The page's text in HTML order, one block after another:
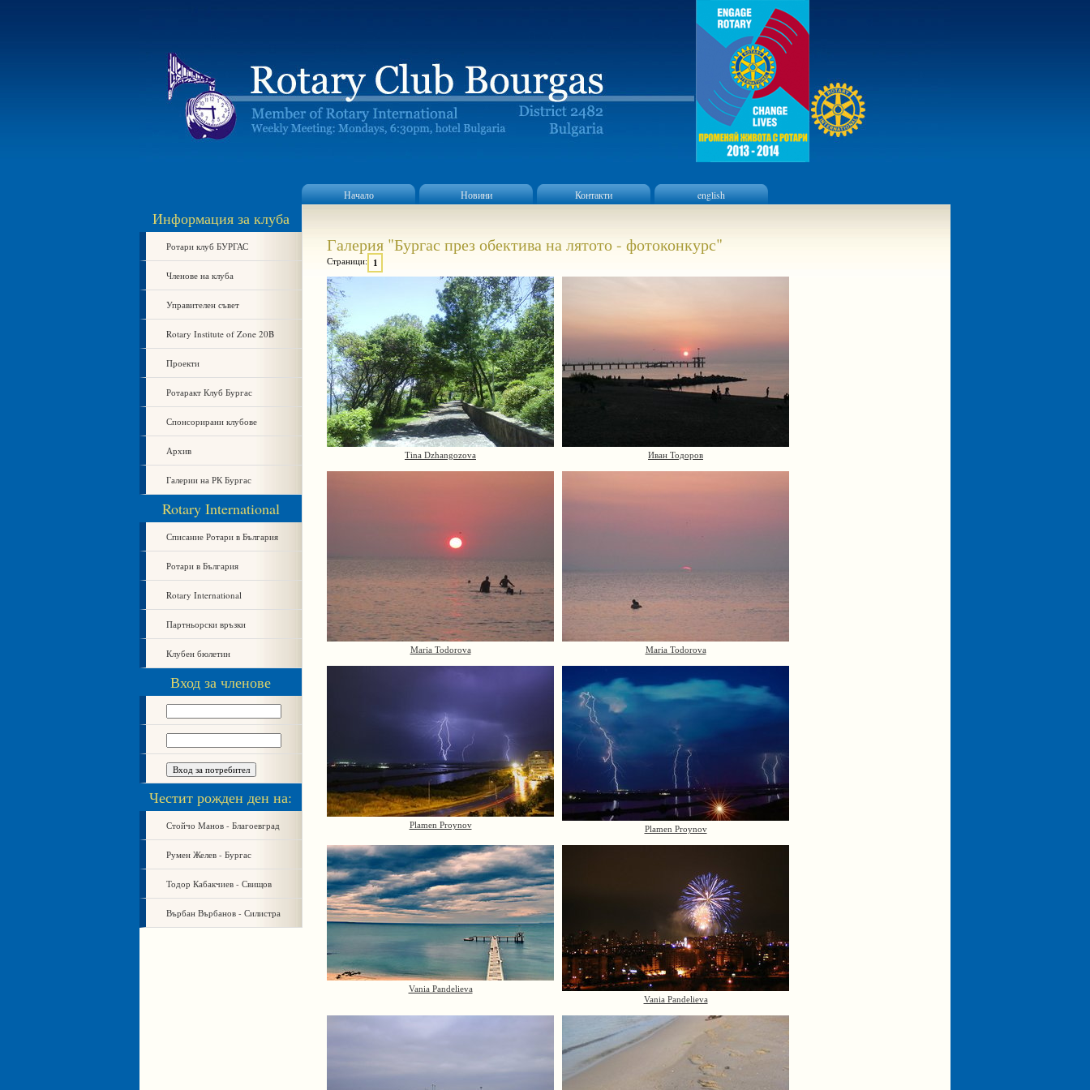
Начало Новини Контакти english
Информация за клуба
Ротари клуб БУРГАС
Членове на клуба
Управителен съвет
Rotary Institute of Zone 20B
Проекти
Ротаракт Клуб Бургас
Спонсорирани клубове
Архив
Галерии на РК Бургас
Rotary International
Списание Ротари в България
Ротари в България
Rotary International
Партньорски връзки
Клубен бюлетин
Вход за членове
Честит рожден ден на:
Стойчо Манов - Благоевград
Румен Желев - Бургас
Тодор Кабакчиев - Свищов
Върбан Върбанов - Силистра
Галерия "Бургас през обектива на лятото - фотоконкурс"
Страници: 1
Tina Dzhangozova Иван Тодоров
Maria Todorova Maria Todorova
Plamen Proynov Plamen Proynov
Vania Pandelieva
Vania Pandelieva